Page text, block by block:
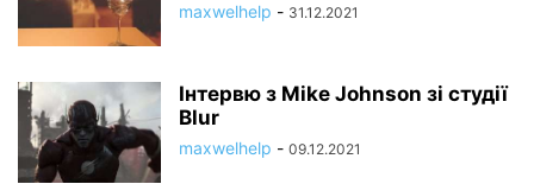
maxwelhelp - 31.12.2021
Інтервю з Mike Johnson зі студії
Blur
maxwelhelp - 09.12.2021